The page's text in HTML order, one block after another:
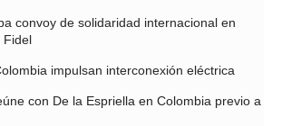
convoy de solidaridad internacional en
Fidel
impulsan interconexión eléctrica
con De la Espriella en Colombia previo a